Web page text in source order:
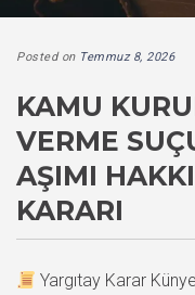
Posted on Temmuz 8, 2026
KAMU
VERME
AŞIMI
KARARI
Yargıtay Karar